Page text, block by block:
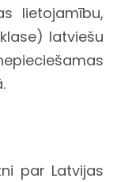
lietojamību,
latviešu
par Latvijas